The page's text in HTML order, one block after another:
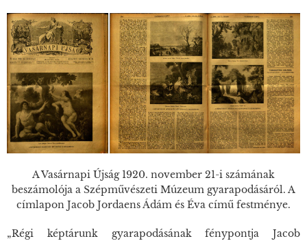
A Vasárnapi Újság 1920. november 21-i számának
beszámolója a Szépművészeti Múzeum gyarapodásáról. A
címlapon Jacob Jordaens Ádám és Éva című festménye.
„Régi képtárunk gyarapodásának fénypontja Jacob